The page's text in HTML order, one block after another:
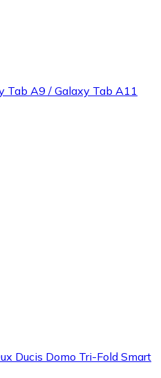
Tab A9 / Galaxy Tab A11
Ducis Domo Tri-Fold Smart